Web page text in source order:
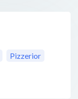
Pizzerior